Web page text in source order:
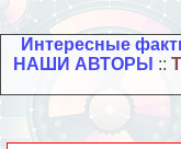
Интересные
НАШИ АВТОРЫ ::